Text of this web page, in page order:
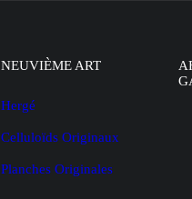
NEUVIÈME ART
Hergé
Celluloïds Originaux
Planches Originales